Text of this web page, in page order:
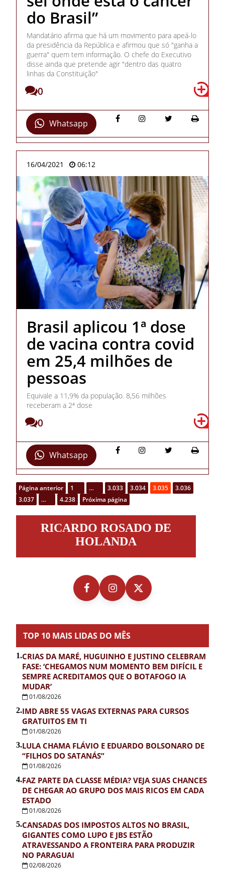
do Brasil”
Mandatário afirma que há um movimento para apeá-lo
da presidência da República e afirmou que só "ganha a
guerra" quem tem informação. O chefe do Executivo
disse ainda que pretende agir "dentro das quatro
linhas da Constituição"
0
Whatsapp
16/04/2021 06:12
Brasil aplicou 1ª dose
de vacina contra covid
em 25,4 milhões de
pessoas
Equivale a 11,9% da população. 8,56 milhões
receberam a 2ª dose
0
Whatsapp
Página anterior 1 … 3.033 3.034 3.035
3.036
3.037
… 4.238 Próxima página
RosadoRICARDO ROSADO DE
HOLANDA
TOP 10 MAIS LIDAS DO MÊS
1.CRIAS DA MARÉ, HUGUINHO E JUSTINO CELEBRAM
FASE: ‘CHEGAMOS NUM MOMENTO BEM DIFÍCIL E
SEMPRE ACREDITAMOS QUE O BOTAFOGO IA
MUDAR’
01/08/2026
2.IMD ABRE 55 VAGAS EXTERNAS PARA CURSOS
GRATUITOS EM TI
01/08/2026
3.LULA CHAMA FLÁVIO E EDUARDO BOLSONARO DE
“FILHOS DO SATANÁS”
01/08/2026
4.FAZ PARTE DA CLASSE MÉDIA? VEJA SUAS CHANCES
DE CHEGAR AO GRUPO DOS MAIS RICOS EM CADA
ESTADO
01/08/2026
5.CANSADAS DOS IMPOSTOS ALTOS NO BRASIL,
GIGANTES COMO LUPO E JBS ESTÃO
ATRAVESSANDO A FRONTEIRA PARA PRODUZIR
NO PARAGUAI
02/08/2026